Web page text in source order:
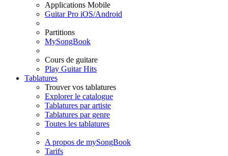
Applications Mobile
Guitar Pro iOS/Android
Partitions
MySongBook
Cours de guitare
Play Guitar Hits
Tablatures
Trouver vos tablatures
Explorer le catalogue
Tablatures par artiste
Tablatures par genre
Toutes les tablatures
A propos de mySongBook
Tarifs